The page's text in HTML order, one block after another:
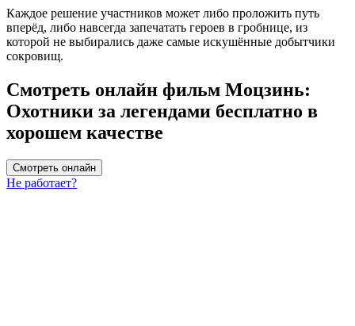
Каждое решение участников может либо проложить путь
вперёд, либо навсегда запечатать героев в гробнице, из
которой не выбирались даже самые искушённые добытчики
сокровищ.
Смотреть онлайн фильм Моцзинь:
Охотники за легендами бесплатно в
хорошем качестве
Смотреть онлайн
Не работает?